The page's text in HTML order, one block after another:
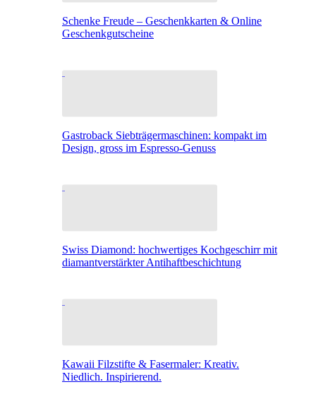
Schenke Freude – Geschenkkarten & Online
Geschenkgutscheine
Gastroback Siebträgermaschinen: kompakt im
Design, gross im Espresso-Genuss
Swiss Diamond: hochwertiges Kochgeschirr mit
diamantverstärkter Antihaftbeschichtung
Kawaii Filzstifte & Fasermaler: Kreativ.
Niedlich. Inspirierend.